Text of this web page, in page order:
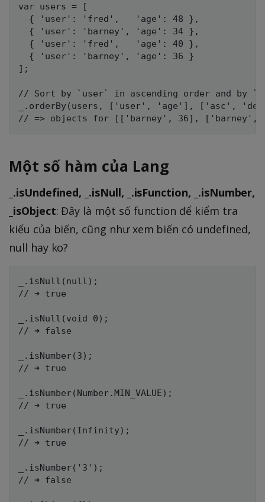
var users = [
  { 'user': 'fred',   'age': 48 },
  { 'user': 'barney', 'age': 34 },
  { 'user': 'fred',   'age': 40 },
  { 'user': 'barney', 'age': 36 }
];
// Sort by `user` in ascending order and by
_.orderBy(users, ['user', 'age'], ['asc',
Một số hàm của Lang
_.isUndefined, _.isNull, _.isFunction, _.isNumber,
_isObject: Đây là một số function để kiểm tra
kiểu của biến, cũng như xem biến có undefined,
null hay ko?
_.isNull(null);
// ➜ true
_.isNull(void 0);
// ➜ false
_.isNumber(3);
// ➜ true
_.isNumber(Number.MIN_VALUE);
// ➜ true
_.isNumber(Infinity);
// ➜ true
_.isNumber('3');
// ➜ false